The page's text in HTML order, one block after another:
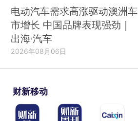
电动汽车需求高涨驱动澳洲车
市增长 中国品牌表现强劲｜
出海·汽车
2026年08月06日
财新移动